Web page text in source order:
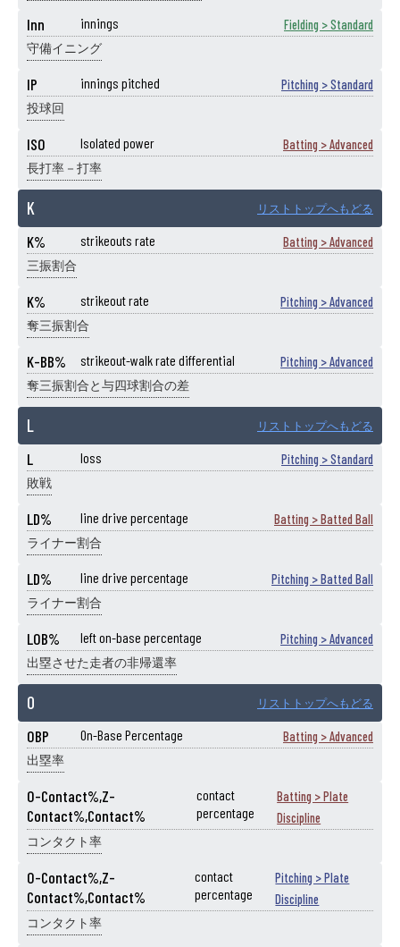
Inn innings Fielding > Standard
守備イニング
IP innings pitched Pitching > Standard
投球回
ISO Isolated power Batting > Advanced
長打率－打率
K リストトップへもどる
K% strikeouts rate Batting > Advanced
三振割合
K% strikeout rate Pitching > Advanced
奪三振割合
K-BB% strikeout-walk rate differential Pitching > Advanced
奪三振割合と与四球割合の差
L リストトップへもどる
L loss Pitching > Standard
敗戦
LD% line drive percentage Batting > Batted Ball
ライナー割合
LD% line drive percentage Pitching > Batted Ball
ライナー割合
LOB% left on-base percentage Pitching > Advanced
出塁させた走者の非帰還率
O リストトップへもどる
OBP On-Base Percentage Batting > Advanced
出塁率
O-Contact%,Z-
Contact%,Contact%
contact
percentage
Batting > Plate
Discipline
コンタクト率
O-Contact%,Z-
Contact%,Contact%
contact
percentage
Pitching > Plate
Discipline
コンタクト率